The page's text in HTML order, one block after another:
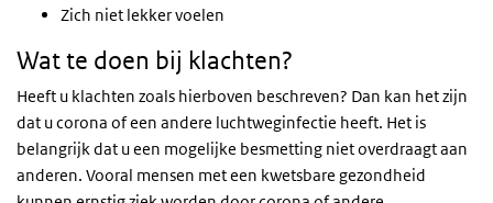
Zich niet lekker voelen
Wat te doen bij klachten?
Heeft u klachten zoals hierboven beschreven? Dan kan het zijn
dat u corona of een andere luchtweginfectie heeft. Het is
belangrijk dat u een mogelijke besmetting niet overdraagt aan
anderen. Vooral mensen met een kwetsbare gezondheid